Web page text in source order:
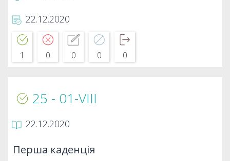
22.12.2020
1 0 0 0 0
25 - 01-VIIІ
22.12.2020
Перша каденція